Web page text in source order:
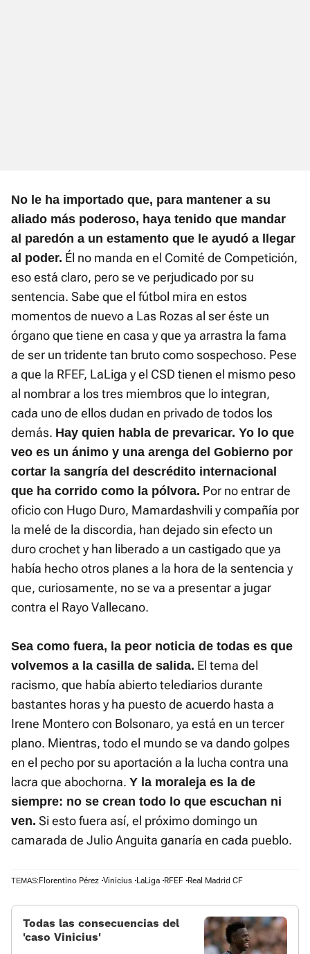
No le ha importado que, para mantener a su
aliado más poderoso, haya tenido que mandar
al paredón a un estamento que le ayudó a llegar
al poder. Él no manda en el Comité de Competición,
eso está claro, pero se ve perjudicado por su
sentencia. Sabe que el fútbol mira en estos
momentos de nuevo a Las Rozas al ser éste un
órgano que tiene en casa y que ya arrastra la fama
de ser un tridente tan bruto como sospechoso. Pese
a que la RFEF, LaLiga y el CSD tienen el mismo peso
al nombrar a los tres miembros que lo integran,
cada uno de ellos dudan en privado de todos los
demás. Hay quien habla de prevaricar. Yo lo que
veo es un ánimo y una arenga del Gobierno por
cortar la sangría del descrédito internacional
que ha corrido como la pólvora. Por no entrar de
oficio con Hugo Duro, Mamardashvili y compañía por
la melé de la discordia, han dejado sin efecto un
duro crochet y han liberado a un castigado que ya
había hecho otros planes a la hora de la sentencia y
que, curiosamente, no se va a presentar a jugar
contra el Rayo Vallecano.
Sea como fuera, la peor noticia de todas es que
volvemos a la casilla de salida. El tema del
racismo, que había abierto telediarios durante
bastantes horas y ha puesto de acuerdo hasta a
Irene Montero con Bolsonaro, ya está en un tercer
plano. Mientras, todo el mundo se va dando golpes
en el pecho por su aportación a la lucha contra una
lacra que abochorna. Y la moraleja es la de
siempre: no se crean todo lo que escuchan ni
ven. Si esto fuera así, el próximo domingo un
camarada de Julio Anguita ganaría en cada pueblo.
TEMAS: Florentino Pérez Vinicius LaLiga RFEF Real Madrid CF
Todas las consecuencias del
'caso Vinicius'